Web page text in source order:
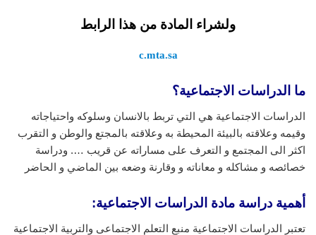
ولشراء المادة من هذا الرابط
c.mta.sa
ما الدراسات الاجتماعية؟
الدراسات الاجتماعية هي التي تربط بالانسان وسلوكه واحتياجاته
وقيمه وعلاقته بالبيئة المحيطة به وعلاقته بالمجتع والوطن و التقرب
اكثر الى المجتمع و التعرف على مساراته عن قريب …. ودراسة
خصائصه و مشاكله و معاناته و وقارنة وضعه بين الماضي و الحاضر
أهمية دراسة مادة الدراسات الاجتماعية:
تعتبر الدراسات الاجتماعية منبع التعلم الاجتماعى والتربية الاجتماعية